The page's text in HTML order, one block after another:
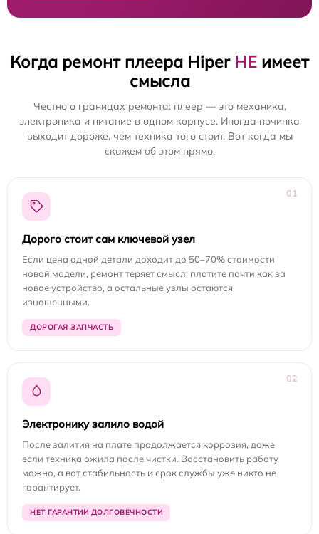
Когда ремонт плеера Hiper НЕ имеет
смысла
Честно о границах ремонта: плеер — это механика,
электроника и питание в одном корпусе. Иногда починка
выходит дороже, чем техника того стоит. Вот когда мы
скажем об этом прямо.
01
Дорого стоит сам ключевой узел
Если цена одной детали доходит до 50–70% стоимости
новой модели, ремонт теряет смысл: платите почти как за
новое устройство, а остальные узлы остаются
изношенными.
ДОРОГАЯ ЗАПЧАСТЬ
02
Электронику залило водой
После залития на плате продолжается коррозия, даже
если техника ожила после чистки. Восстановить работу
можно, а вот стабильность и срок службы уже никто не
гарантирует.
НЕТ ГАРАНТИИ ДОЛГОВЕЧНОСТИ